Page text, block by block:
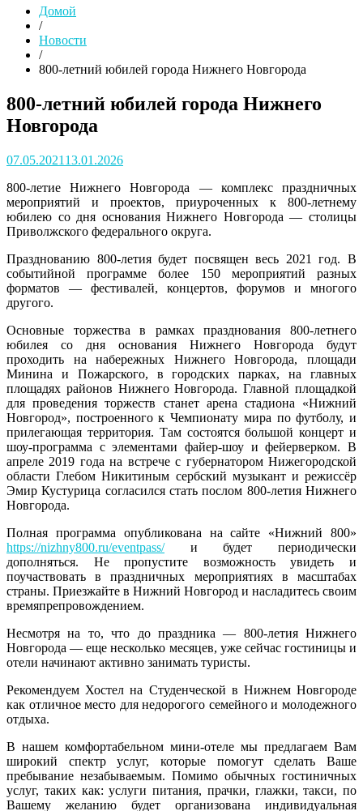
Домой
/
Новости
/
800-летний юбилей города Нижнего Новгорода
800-летний юбилей города Нижнего
Новгорода
Posted
07.05.2021 13.01.2026
800-летие Нижнего Новгорода — комплекс праздничных
мероприятий и проектов, приуроченных к 800-летнему
юбилею со дня основания Нижнего Новгорода — столицы
Приволжского федерального округа.
Празднованию 800-летия будет посвящен весь 2021 год. В
событийной программе более 150 мероприятий разных
форматов — фестивалей, концертов, форумов и многого
другого.
Основные торжества в рамках празднования 800-летнего
юбилея со дня основания Нижнего Новгорода будут
проходить на набережных Нижнего Новгорода, площади
Минина и Пожарского, в городских парках, на главных
площадях районов Нижнего Новгорода. Главной площадкой
для проведения торжеств станет арена стадиона «Нижний
Новгород», построенного к Чемпионату мира по футболу, и
прилегающая территория. Там состоятся большой концерт и
шоу-программа с элементами файер-шоу и фейерверком. В
апреле 2019 года на встрече с губернатором Нижегородской
области Глебом Никитиным сербский музыкант и режиссёр
Эмир Кустурица согласился стать послом 800-летия Нижнего
Новгорода.
Полная программа опубликована на сайте «Нижний 800»
https://nizhny800.ru/eventpass/и будет периодически
дополняться. Не пропустите возможность увидеть и
поучаствовать в праздничных мероприятиях в масштабах
страны. Приезжайте в Нижний Новгород и насладитесь своим
времяпрепровождением.
Несмотря на то, что до праздника — 800-летия Нижнего
Новгорода — еще несколько месяцев, уже сейчас гостиницы и
отели начинают активно занимать туристы.
Рекомендуем Хостел на Студенческой в Нижнем Новгороде
как отличное место для недорогого семейного и молодежного
отдыха.
В нашем комфортабельном мини-отеле мы предлагаем Вам
широкий спектр услуг, которые помогут сделать Ваше
пребывание незабываемым. Помимо обычных гостиничных
услуг, таких как: услуги питания, прачки, глажки, такси, по
Вашему желанию будет организована индивидуальная